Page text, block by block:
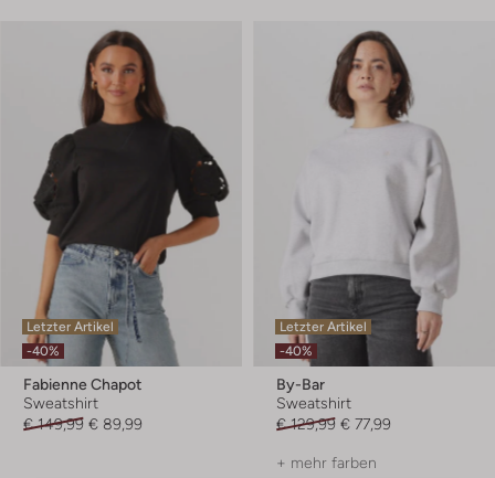
Letzter Artikel
-40%
Fabienne Chapot
Sweatshirt
€ 149,99 € 89,99
Letzter Artikel
-40%
By-Bar
Sweatshirt
€ 129,99 € 77,99
+ mehr farben